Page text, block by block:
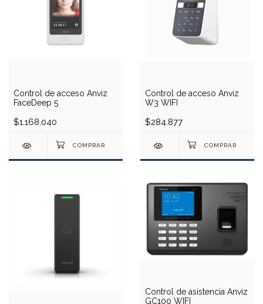
Control de acceso Anviz
FaceDeep 5
$1.168.040
Control de acceso Anviz
W3 WIFI
$284.877
Control de asistencia Anviz
GC100 WIFI